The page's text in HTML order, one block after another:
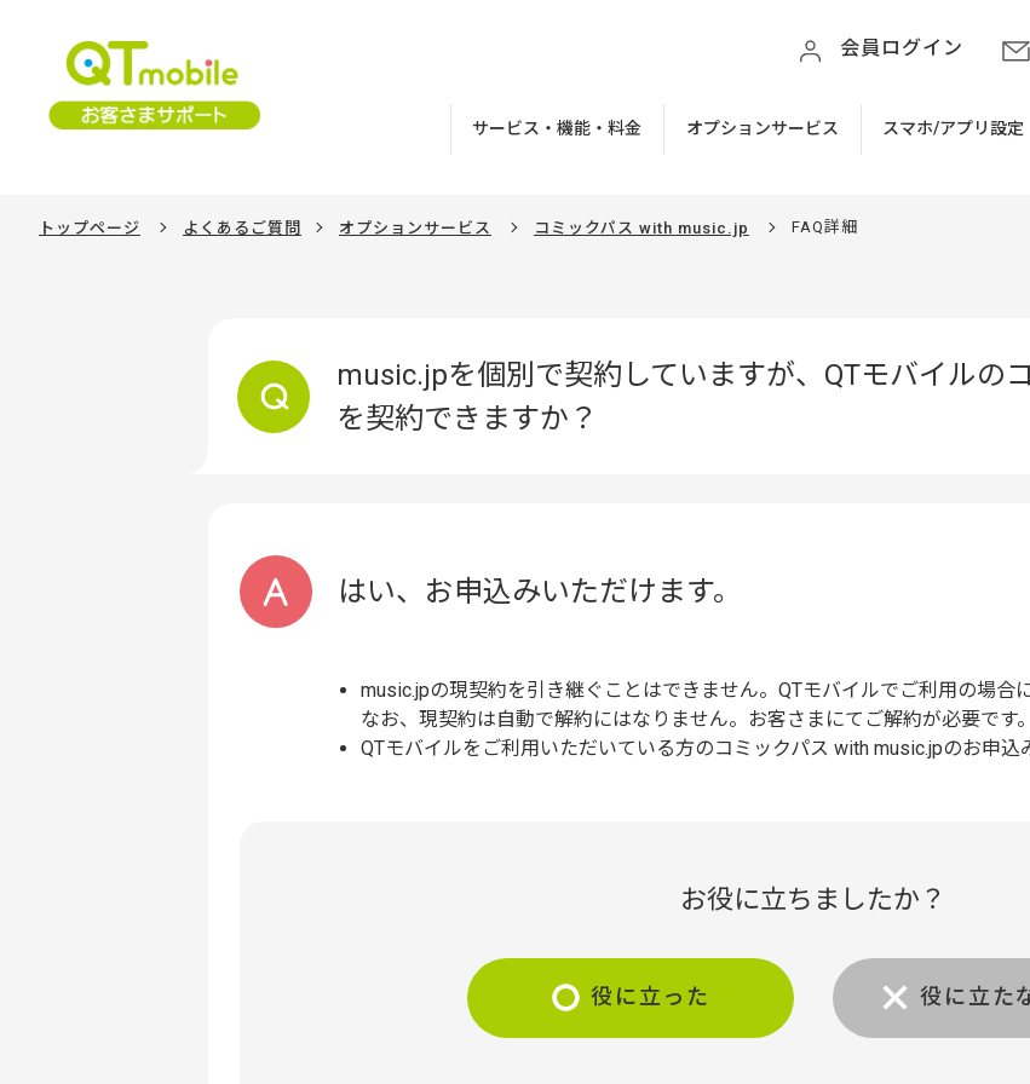
会員ログイン
サービス・機能・料金 オプションサービス スマホ/アプリ設定
トップページ よくあるご質問 オプションサービス コミックパス with music.jp FAQ詳細
music.jpを個別で契約していますが、QTモバイルの
を契約できますか？
はい、お申込みいただけます。
music.jpの現契約を引き継ぐことはできません。QTモバイルでご利用の場合
なお、現契約は自動で解約にはなりません。お客さまにてご解約が必要です。
QTモバイルをご利用いただいている方のコミックパス with music.jpのお申込
お役に立ちましたか？
役に立った 役に立た